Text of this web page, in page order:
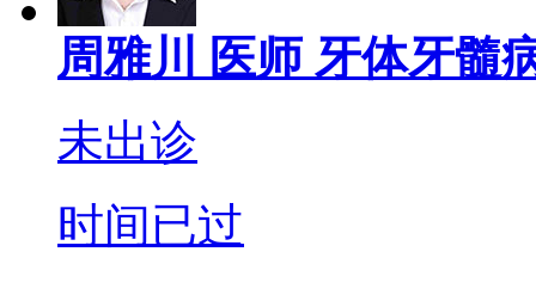
周雅川 医师 牙体牙髓
未出诊
时间已过